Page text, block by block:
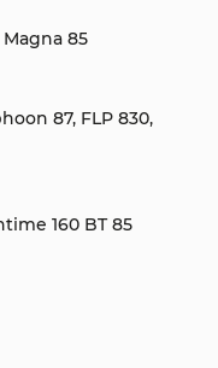
85
87, FLP 830,
160 BT 85